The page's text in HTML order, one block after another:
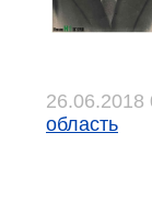
26.06.2018
область